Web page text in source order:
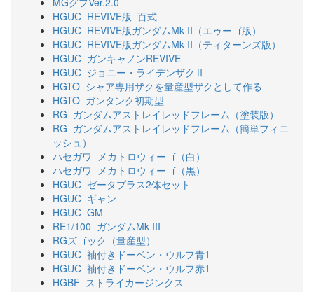
HGUC_REVIVE版_百式
HGUC_REVIVE版ガンダムMk-II（エゥーゴ版）
HGUC_REVIVE版ガンダムMk-II（ティターンズ版）
HGUC_ガンキャノンREVIVE
HGUC_ジョニー・ライデンザクⅡ
HGTO_シャア専用ザクを量産型ザクとして作る
HGTO_ガンタンク初期型
RG_ガンダムアストレイレッドフレーム（塗装版）
RG_ガンダムアストレイレッドフレーム（簡単フィニ
ッシュ）
ハセガワ_メカトロウィーゴ（白）
ハセガワ_メカトロウィーゴ（黒）
HGUC_ゼータプラス2体セット
HGUC_ギャン
HGUC_GM
RE1/100_ガンダムMk-III
RGズゴック（量産型）
HGUC_袖付きドーベン・ウルフ青1
HGUC_袖付きドーベン・ウルフ赤1
HGBF_ストライカージンクス